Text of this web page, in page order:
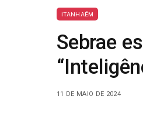
ITANHAÉM
Sebrae
11 DE MAIO DE 2024